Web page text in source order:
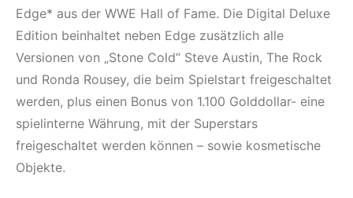
Edge* aus der WWE Hall of Fame. Die Digital Deluxe
Edition beinhaltet neben Edge zusätzlich alle
Versionen von „Stone Cold“ Steve Austin, The Rock
und Ronda Rousey, die beim Spielstart freigeschaltet
werden, plus einen Bonus von 1.100 Golddollar- eine
spielinterne Währung, mit der Superstars
freigeschaltet werden können – sowie kosmetische
Objekte.